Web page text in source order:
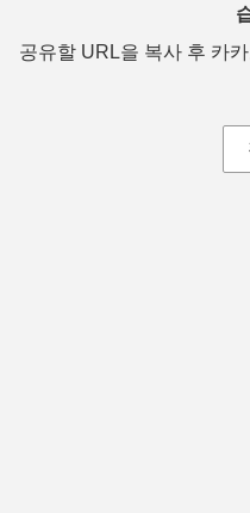
공유할 URL을 복사 후 카